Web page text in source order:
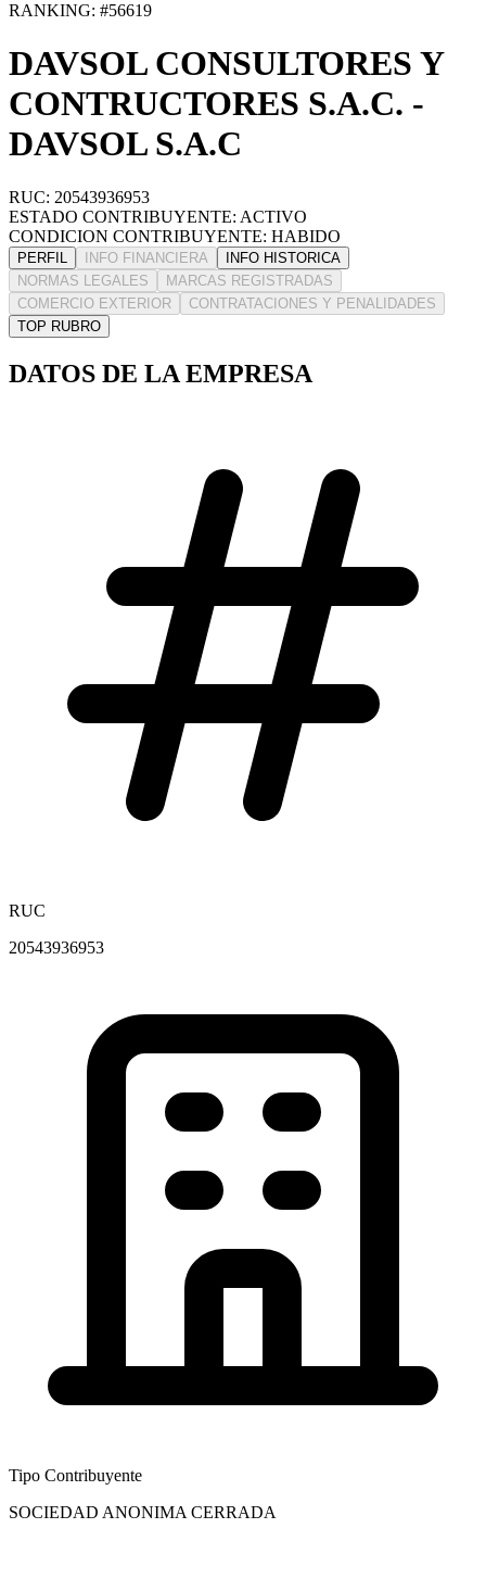
RANKING: #56619
DAVSOL CONSULTORES Y
CONTRUCTORES S.A.C. -
DAVSOL S.A.C
RUC: 20543936953
ESTADO CONTRIBUYENTE: ACTIVO
CONDICION CONTRIBUYENTE: HABIDO
PERFIL INFO FINANCIERA
INFO HISTORICA
NORMAS LEGALES
MARCAS REGISTRADAS
COMERCIO EXTERIOR
CONTRATACIONES Y PENALIDADES
TOP RUBRO
DATOS DE LA EMPRESA
RUC
20543936953
Tipo Contribuyente
SOCIEDAD ANONIMA CERRADA